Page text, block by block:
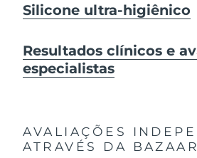
Silicone ultra-higiênico
Resultados clínicos e
especialistas
AVALIAÇÕES
ATRAVÉS DA